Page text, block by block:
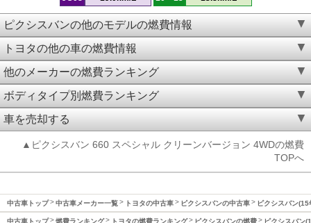
ピクシスバンの他のモデルの燃費情報
トヨタの他の車の燃費情報
他のメーカーの燃費ランキング
ボディタイプ別燃費ランキング
車を売却する
▲ピクシスバン 660 スペシャル クリーンバージョン 4WDの燃費
TOPへ
中古車トップ 中古車メーカー一覧 トヨタの中古車 ピクシスバンの中古車 ピクシスバン
中古車トップ 燃費ランキング トヨタの燃費ランキング ピクシスバンの燃費 ピクシスバン